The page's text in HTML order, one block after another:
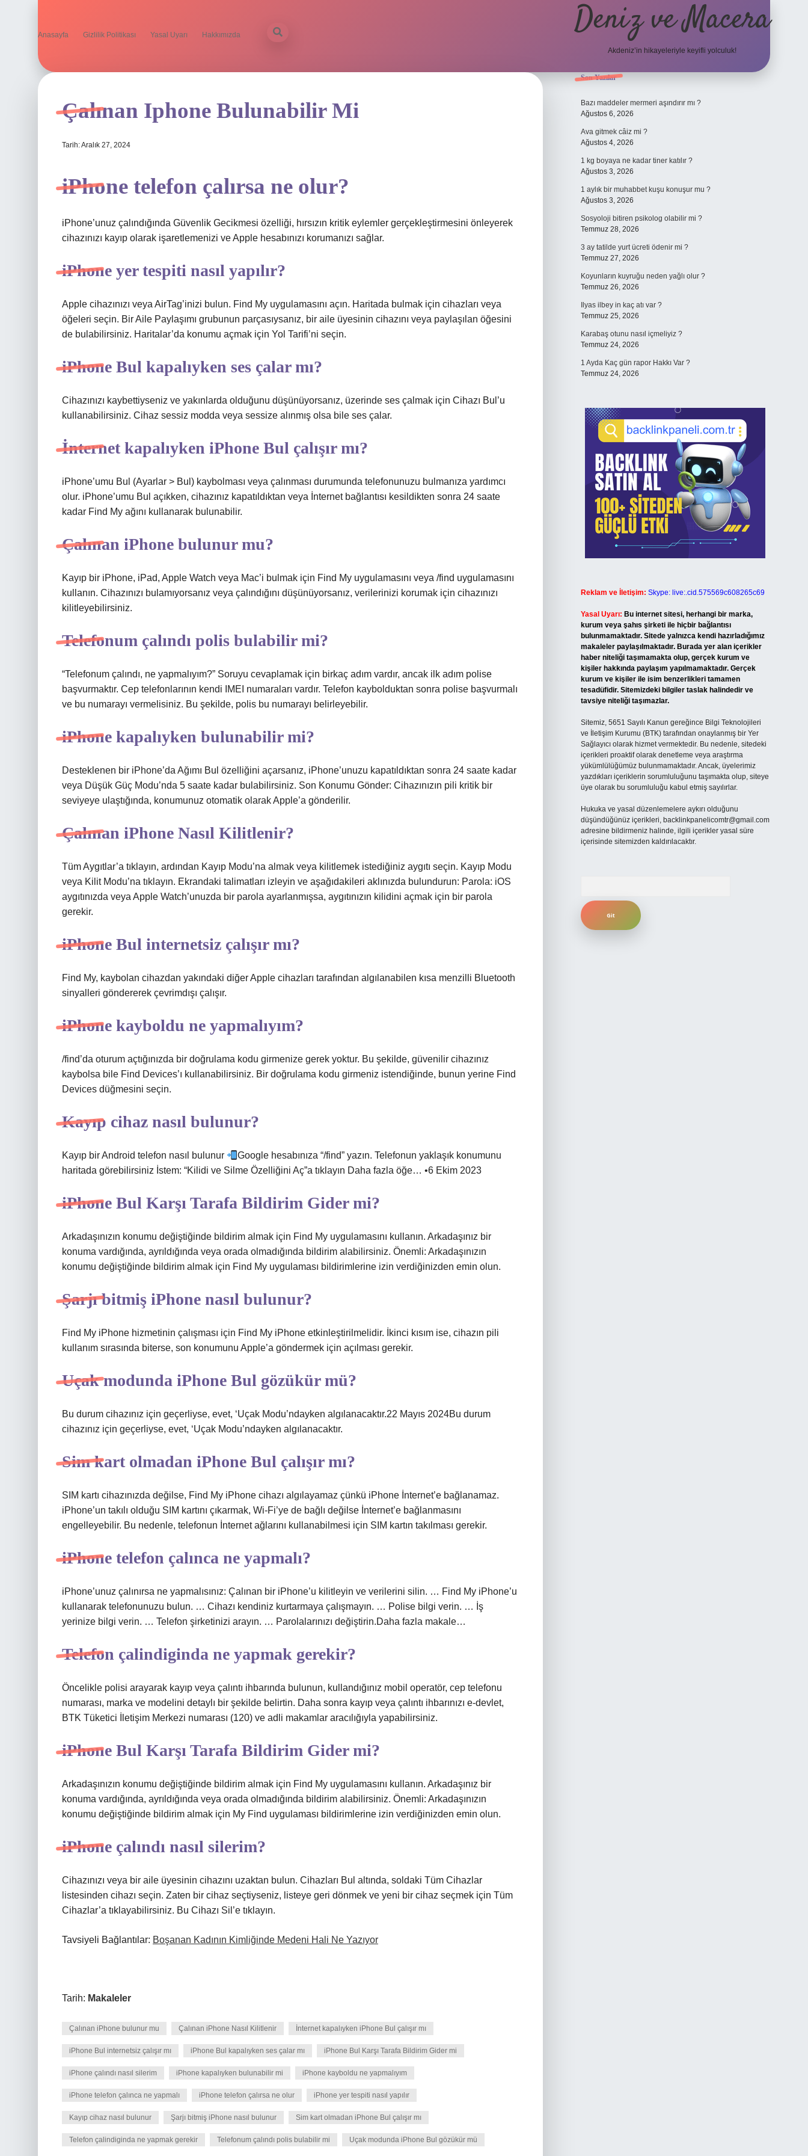
Anasayfa Gizlilik Politikası Yasal Uyarı Hakkımızda Deniz ve Macera
Akdeniz’in hikayeleriyle keyifli yolculuk!
Çalınan Iphone Bulunabilir Mi
Tarih: Aralık 27, 2024
iPhone telefon çalırsa ne olur?
iPhone’unuz çalındığında Güvenlik Gecikmesi özelliği, hırsızın kritik eylemler gerçekleştirmesini önleyerek
cihazınızı kayıp olarak işaretlemenizi ve Apple hesabınızı korumanızı sağlar.
iPhone yer tespiti nasıl yapılır?
Apple cihazınızı veya AirTag’inizi bulun. Find My uygulamasını açın. Haritada bulmak için cihazları veya
öğeleri seçin. Bir Aile Paylaşımı grubunun parçasıysanız, bir aile üyesinin cihazını veya paylaşılan öğesini
de bulabilirsiniz. Haritalar’da konumu açmak için Yol Tarifi’ni seçin.
iPhone Bul kapalıyken ses çalar mı?
Cihazınızı kaybettiyseniz ve yakınlarda olduğunu düşünüyorsanız, üzerinde ses çalmak için Cihazı Bul’u
kullanabilirsiniz. Cihaz sessiz modda veya sessize alınmış olsa bile ses çalar.
İnternet kapalıyken iPhone Bul çalışır mı?
iPhone’umu Bul (Ayarlar > Bul) kaybolması veya çalınması durumunda telefonunuzu bulmanıza yardımcı
olur. iPhone’umu Bul açıkken, cihazınız kapatıldıktan veya İnternet bağlantısı kesildikten sonra 24 saate
kadar Find My ağını kullanarak bulunabilir.
Çalınan iPhone bulunur mu?
Kayıp bir iPhone, iPad, Apple Watch veya Mac’i bulmak için Find My uygulamasını veya /find uygulamasını
kullanın. Cihazınızı bulamıyorsanız veya çalındığını düşünüyorsanız, verilerinizi korumak için cihazınızı
kilitleyebilirsiniz.
Telefonum çalındı polis bulabilir mi?
“Telefonum çalındı, ne yapmalıyım?” Soruyu cevaplamak için birkaç adım vardır, ancak ilk adım polise
başvurmaktır. Cep telefonlarının kendi IMEI numaraları vardır. Telefon kaybolduktan sonra polise başvurmalı
ve bu numarayı vermelisiniz. Bu şekilde, polis bu numarayı belirleyebilir.
iPhone kapalıyken bulunabilir mi?
Desteklenen bir iPhone’da Ağımı Bul özelliğini açarsanız, iPhone’unuzu kapatıldıktan sonra 24 saate kadar
veya Düşük Güç Modu’nda 5 saate kadar bulabilirsiniz. Son Konumu Gönder: Cihazınızın pili kritik bir
seviyeye ulaştığında, konumunuz otomatik olarak Apple’a gönderilir.
Çalınan iPhone Nasıl Kilitlenir?
Tüm Aygıtlar’a tıklayın, ardından Kayıp Modu’na almak veya kilitlemek istediğiniz aygıtı seçin. Kayıp Modu
veya Kilit Modu’na tıklayın. Ekrandaki talimatları izleyin ve aşağıdakileri aklınızda bulundurun: Parola: iOS
aygıtınızda veya Apple Watch’unuzda bir parola ayarlanmışsa, aygıtınızın kilidini açmak için bir parola
gerekir.
iPhone Bul internetsiz çalışır mı?
Find My, kaybolan cihazdan yakındaki diğer Apple cihazları tarafından algılanabilen kısa menzilli Bluetooth
sinyalleri göndererek çevrimdışı çalışır.
iPhone kayboldu ne yapmalıyım?
/find’da oturum açtığınızda bir doğrulama kodu girmenize gerek yoktur. Bu şekilde, güvenilir cihazınız
kaybolsa bile Find Devices’ı kullanabilirsiniz. Bir doğrulama kodu girmeniz istendiğinde, bunun yerine Find
Devices düğmesini seçin.
Kayıp cihaz nasıl bulunur?
Kayıp bir Android telefon nasıl bulunur
Google hesabınıza “/find” yazın. Telefonun yaklaşık konumunu
haritada görebilirsiniz İstem: “Kilidi ve Silme Özelliğini Aç”a tıklayın Daha fazla öğe… •6 Ekim 2023
iPhone Bul Karşı Tarafa Bildirim Gider mi?
Arkadaşınızın konumu değiştiğinde bildirim almak için Find My uygulamasını kullanın. Arkadaşınız bir
konuma vardığında, ayrıldığında veya orada olmadığında bildirim alabilirsiniz. Önemli: Arkadaşınızın
konumu değiştiğinde bildirim almak için Find My uygulaması bildirimlerine izin verdiğinizden emin olun.
Şarjı bitmiş iPhone nasıl bulunur?
Find My iPhone hizmetinin çalışması için Find My iPhone etkinleştirilmelidir. İkinci kısım ise, cihazın pili
kullanım sırasında biterse, son konumunu Apple’a göndermek için açılması gerekir.
Uçak modunda iPhone Bul gözükür mü?
Bu durum cihazınız için geçerliyse, evet, ‘Uçak Modu’ndayken algılanacaktır.22 Mayıs 2024Bu durum
cihazınız için geçerliyse, evet, ‘Uçak Modu’ndayken algılanacaktır.
Sim kart olmadan iPhone Bul çalışır mı?
SIM kartı cihazınızda değilse, Find My iPhone cihazı algılayamaz çünkü iPhone İnternet’e bağlanamaz.
iPhone’un takılı olduğu SIM kartını çıkarmak, Wi-Fi’ye de bağlı değilse İnternet’e bağlanmasını
engelleyebilir. Bu nedenle, telefonun İnternet ağlarını kullanabilmesi için SIM kartın takılması gerekir.
iPhone telefon çalınca ne yapmalı?
iPhone’unuz çalınırsa ne yapmalısınız: Çalınan bir iPhone’u kilitleyin ve verilerini silin. … Find My iPhone’u
kullanarak telefonunuzu bulun. … Cihazı kendiniz kurtarmaya çalışmayın. … Polise bilgi verin. … İş
yerinize bilgi verin. … Telefon şirketinizi arayın. … Parolalarınızı değiştirin.Daha fazla makale…
Telefon çalindiginda ne yapmak gerekir?
Öncelikle polisi arayarak kayıp veya çalıntı ihbarında bulunun, kullandığınız mobil operatör, cep telefonu
numarası, marka ve modelini detaylı bir şekilde belirtin. Daha sonra kayıp veya çalıntı ihbarınızı e-devlet,
BTK Tüketici İletişim Merkezi numarası (120) ve adli makamlar aracılığıyla yapabilirsiniz.
iPhone Bul Karşı Tarafa Bildirim Gider mi?
Arkadaşınızın konumu değiştiğinde bildirim almak için Find My uygulamasını kullanın. Arkadaşınız bir
konuma vardığında, ayrıldığında veya orada olmadığında bildirim alabilirsiniz. Önemli: Arkadaşınızın
konumu değiştiğinde bildirim almak için My Find uygulaması bildirimlerine izin verdiğinizden emin olun.
iPhone çalındı nasıl silerim?
Cihazınızı veya bir aile üyesinin cihazını uzaktan bulun. Cihazları Bul altında, soldaki Tüm Cihazlar
listesinden cihazı seçin. Zaten bir cihaz seçtiyseniz, listeye geri dönmek ve yeni bir cihaz seçmek için Tüm
Cihazlar’a tıklayabilirsiniz. Bu Cihazı Sil’e tıklayın.
Tavsiyeli Bağlantılar: Boşanan Kadının Kimliğinde Medeni Hali Ne Yazıyor
Tarih: Makaleler
Çalınan iPhone bulunur mu Çalınan iPhone Nasıl Kilitlenir İnternet kapalıyken iPhone Bul çalışır mı
iPhone Bul internetsiz çalışır mı iPhone Bul kapalıyken ses çalar mı iPhone Bul Karşı Tarafa Bildirim Gider mi
iPhone çalındı nasıl silerim iPhone kapalıyken bulunabilir mi iPhone kayboldu ne yapmalıyım
iPhone telefon çalınca ne yapmalı iPhone telefon çalırsa ne olur iPhone yer tespiti nasıl yapılır
Kayıp cihaz nasıl bulunur Şarjı bitmiş iPhone nasıl bulunur Sim kart olmadan iPhone Bul çalışır mı
Telefon çalindiginda ne yapmak gerekir Telefonum çalındı polis bulabilir mi Uçak modunda iPhone Bul gözükür mü
Sidebar
Son Yazılar
Bazı maddeler mermeri aşındırır mı ?
Ağustos 6, 2026
Ava gitmek câiz mi ?
Ağustos 4, 2026
1 kg boyaya ne kadar tiner katılır ?
Ağustos 3, 2026
1 aylık bir muhabbet kuşu konuşur mu ?
Ağustos 3, 2026
Sosyoloji bitiren psikolog olabilir mi ?
Temmuz 28, 2026
3 ay tatilde yurt ücreti ödenir mi ?
Temmuz 27, 2026
Koyunların kuyruğu neden yağlı olur ?
Temmuz 26, 2026
Ilyas ilbey in kaç atı var ?
Temmuz 25, 2026
Karabaş otunu nasıl içmeliyiz ?
Temmuz 24, 2026
1 Ayda Kaç gün rapor Hakkı Var ?
Temmuz 24, 2026
Reklam ve İletişim: Skype: live:.cid.575569c608265c69
Yasal Uyarı: Bu internet sitesi, herhangi bir marka,
kurum veya şahıs şirketi ile hiçbir bağlantısı
bulunmamaktadır. Sitede yalnızca kendi hazırladığımız
makaleler paylaşılmaktadır. Burada yer alan içerikler
haber niteliği taşımamakta olup, gerçek kurum ve
kişiler hakkında paylaşım yapılmamaktadır. Gerçek
kurum ve kişiler ile isim benzerlikleri tamamen
tesadüfidir. Sitemizdeki bilgiler taslak halindedir ve
tavsiye niteliği taşımazlar.
Sitemiz, 5651 Sayılı Kanun gereğince Bilgi Teknolojileri
ve İletişim Kurumu (BTK) tarafından onaylanmış bir Yer
Sağlayıcı olarak hizmet vermektedir. Bu nedenle, sitedeki
içerikleri proaktif olarak denetleme veya araştırma
yükümlülüğümüz bulunmamaktadır. Ancak, üyelerimiz
yazdıkları içeriklerin sorumluluğunu taşımakta olup, siteye
üye olarak bu sorumluluğu kabul etmiş sayılırlar.
Hukuka ve yasal düzenlemelere aykırı olduğunu
düşündüğünüz içerikleri, backlinkpanelicomtr@gmail.com
adresine bildirmeniz halinde, ilgili içerikler yasal süre
içerisinde sitemizden kaldırılacaktır.